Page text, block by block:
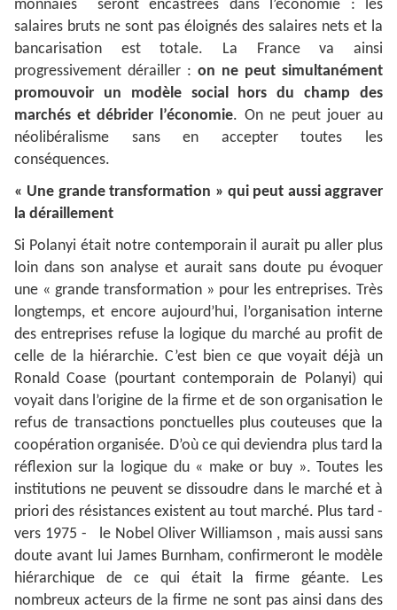
monnaies seront encastrées dans l’économie : les
salaires bruts ne sont pas éloignés des salaires nets et la
bancarisation est totale. La France va ainsi
progressivement dérailler : on ne peut simultanément
promouvoir un modèle social hors du champ des
marchés et débrider l’économie. On ne peut jouer au
néolibéralisme sans en accepter toutes les
conséquences.
« Une grande transformation » qui peut aussi aggraver
la déraillement
Si Polanyi était notre contemporain il aurait pu aller plus
loin dans son analyse et aurait sans doute pu évoquer
une « grande transformation » pour les entreprises. Très
longtemps, et encore aujourd’hui, l’organisation interne
des entreprises refuse la logique du marché au profit de
celle de la hiérarchie. C’est bien ce que voyait déjà un
Ronald Coase (pourtant contemporain de Polanyi) qui
voyait dans l’origine de la firme et de son organisation le
refus de transactions ponctuelles plus couteuses que la
coopération organisée. D’où ce qui deviendra plus tard la
réflexion sur la logique du « make or buy ». Toutes les
institutions ne peuvent se dissoudre dans le marché et à
priori des résistances existent au tout marché. Plus tard -
vers 1975 - le Nobel Oliver Williamson , mais aussi sans
doute avant lui James Burnham, confirmeront le modèle
hiérarchique de ce qui était la firme géante. Les
nombreux acteurs de la firme ne sont pas ainsi dans des